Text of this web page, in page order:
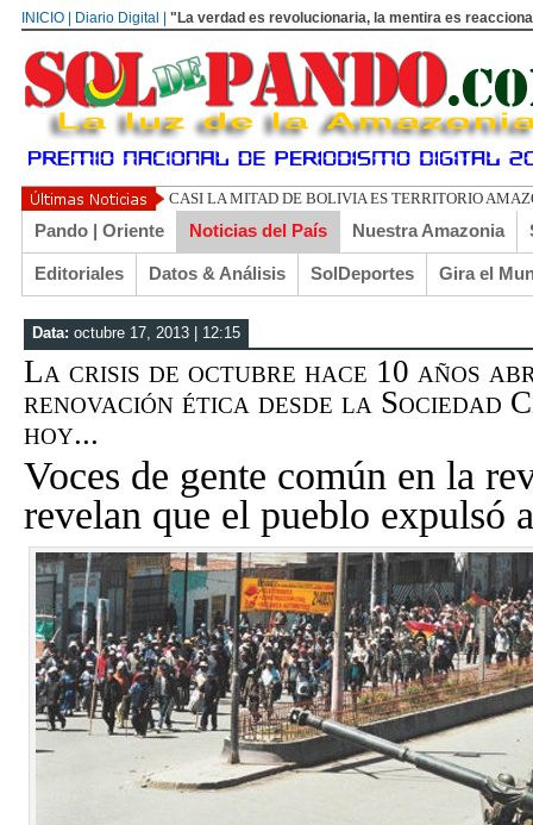
INICIO | Diario Digital | "La verdad es revolucionaria, la mentira es
CASI LA MITAD DE BOLIVIA ES TERRITORIO
Pando | Oriente Noticias del País Nuestra Amazonia
Editoriales Datos & Análisis SolDeportes Gira el
Data: octubre 17, 2013 | 12:15
La crisis de octubre hace 10 años
renovación ética desde la Sociedad
hoy...
Voces de gente común en la
revelan que el pueblo expulsó